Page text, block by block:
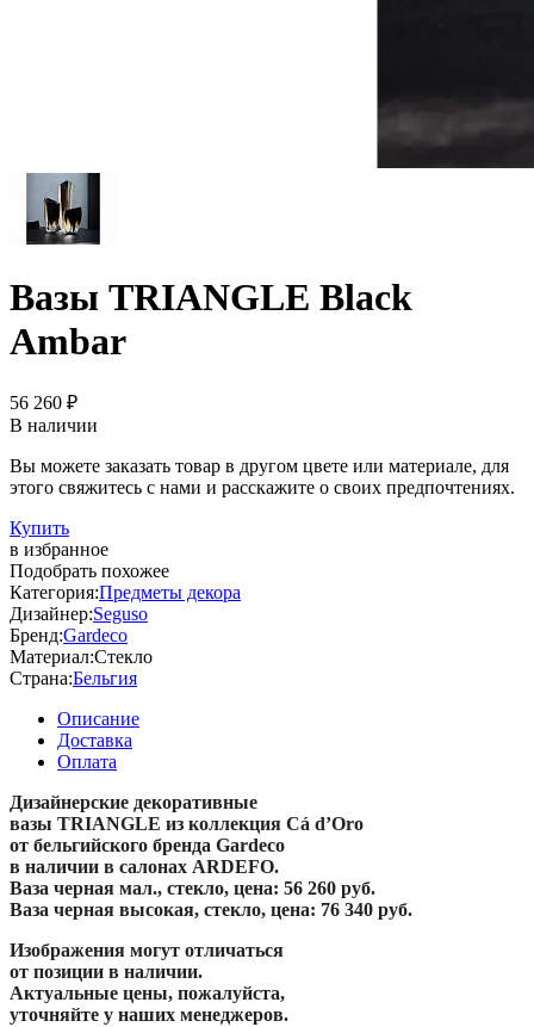
Вазы TRIANGLE Black
Ambar
56 260 ₽
В наличии
Вы можете заказать товар в другом цвете или материале, для
этого свяжитесь с нами и расскажите о своих предпочтениях.
Купить
в избранное
Подобрать похожее
Категория:Предметы декора
Дизайнер:Seguso
Бренд:Gardeco
Материал:Стекло
Страна:Бельгия
Описание
Доставка
Оплата
Дизайнерские декоративные
вазы TRIANGLE из коллекция Cá d’Oro
от бельгийского бренда Gardeco
в наличии в салонах ARDEFO.
Ваза черная мал., стекло, цена: 56 260 руб.
Ваза черная высокая, стекло, цена: 76 340 руб.
Изображения могут отличаться
от позиции в наличии.
Актуальные цены, пожалуйста,
уточняйте у наших менеджеров.